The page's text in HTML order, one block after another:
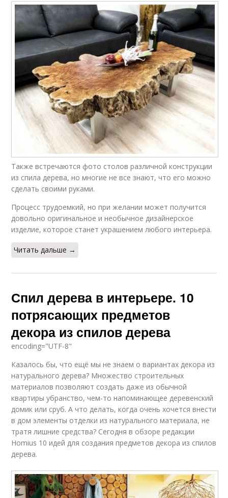
Также встречаются фото столов различной конструкции
из спила дерева, но многие не все знают, что его можно
сделать своими руками.
Процесс трудоемкий, но при желании может получится
довольно оригинальное и необычное дизайнерское
изделие, которое станет украшением любого интерьера.
Читать дальше →
Спил дерева в интерьере. 10
потрясающих предметов
декора из спилов дерева
encoding="UTF-8"
Казалось бы, что ещё мы не знаем о вариантах декора из
натурального дерева? Множество строительных
материалов позволяют создать даже из обычной
квартиры убранство, чем-то напоминающее деревенский
домик или сруб. А что делать, когда очень хочется внести
в дом элементы отделки из натурального материала, не
тратя лишние средства? Сегодня в обзоре редакции
Homius 10 идей для создания предметов декора из спилов
дерева.